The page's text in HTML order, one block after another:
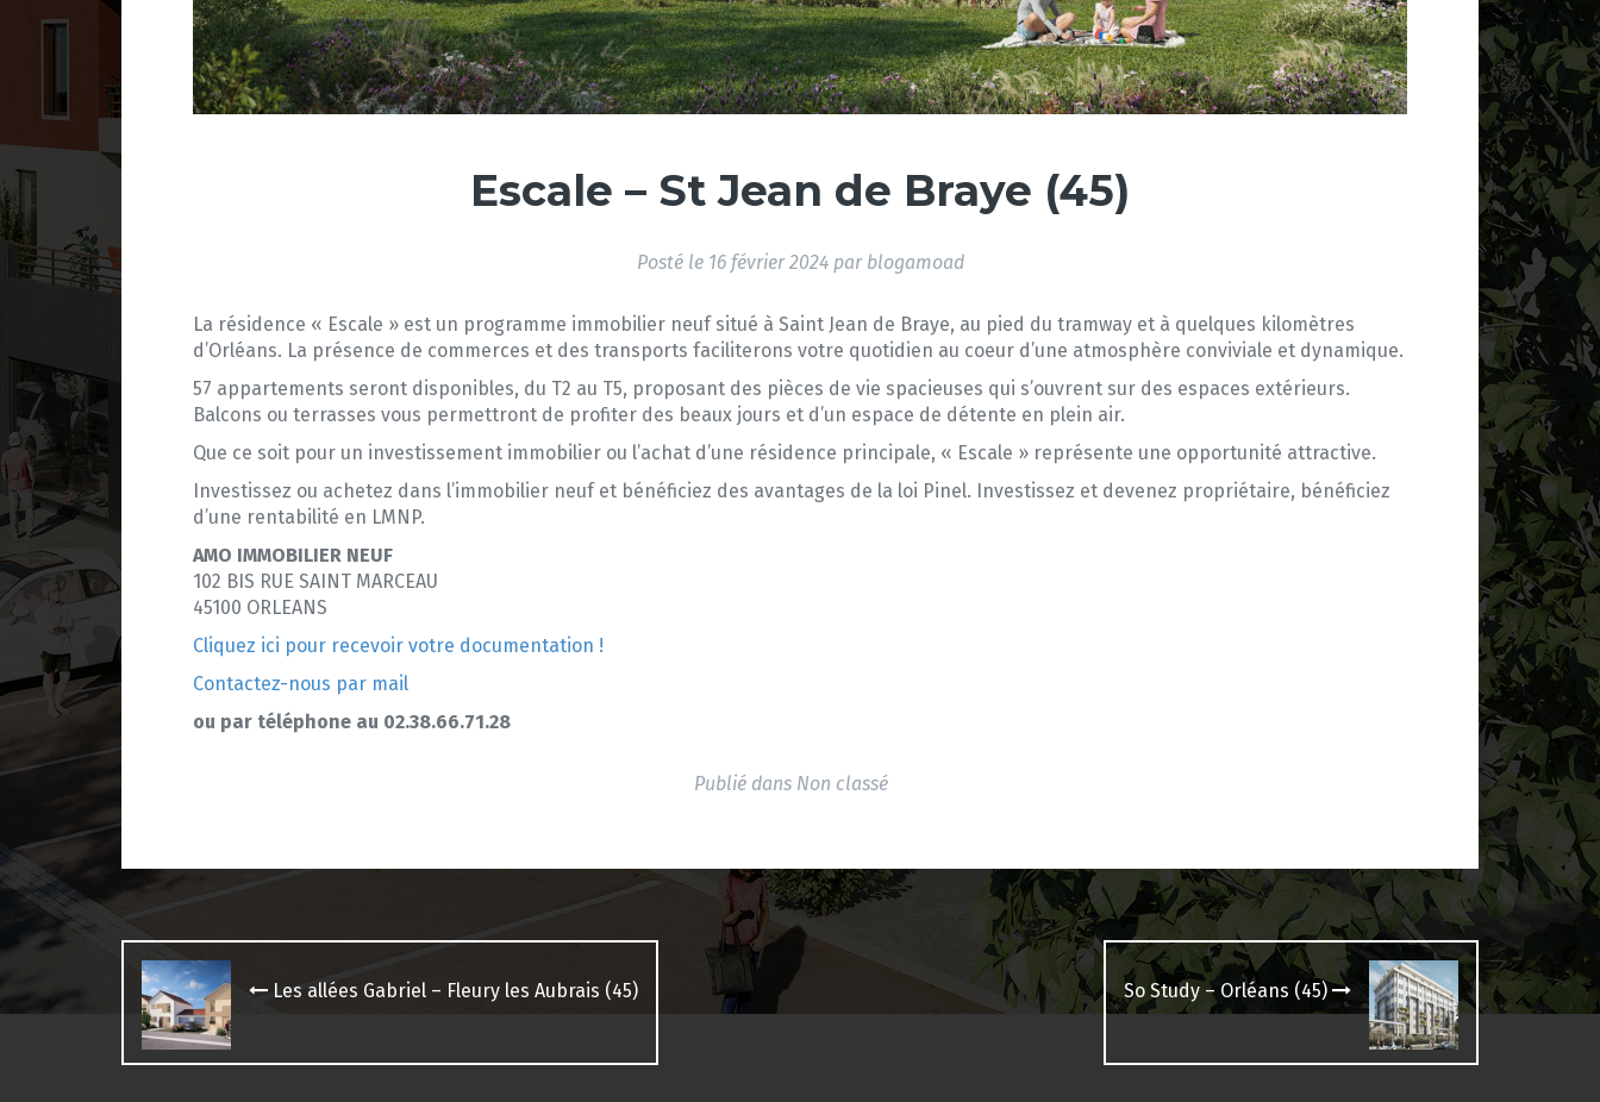
Escale – St Jean de Braye (45)
Posté le 16 février 2024par blogamoad
La résidence « Escale » est un programme immobilier neuf situé à Saint Jean de Braye, au pied du tramway et à quelques kilomètres
d’Orléans. La présence de commerces et des transports faciliterons votre quotidien au coeur d’une atmosphère conviviale et dynamique.
57 appartements seront disponibles, du T2 au T5, proposant des pièces de vie spacieuses qui s’ouvrent sur des espaces extérieurs.
Balcons ou terrasses vous permettront de profiter des beaux jours et d’un espace de détente en plein air.
Que ce soit pour un investissement immobilier ou l’achat d’une résidence principale, « Escale » représente une opportunité attractive.
Investissez ou achetez dans l’immobilier neuf et bénéficiez des avantages de la loi Pinel. Investissez et devenez propriétaire, bénéficiez
d’une rentabilité en LMNP.
AMO IMMOBILIER NEUF
102 BIS RUE SAINT MARCEAU
45100 ORLEANS
Cliquez ici pour recevoir votre documentation !
Contactez-nous par mail
ou par téléphone au 02.38.66.71.28
Publié dans Non classé
Navigation
des
articles
Les allées Gabriel – Fleury les Aubrais (45) So Study – Orléans (45)